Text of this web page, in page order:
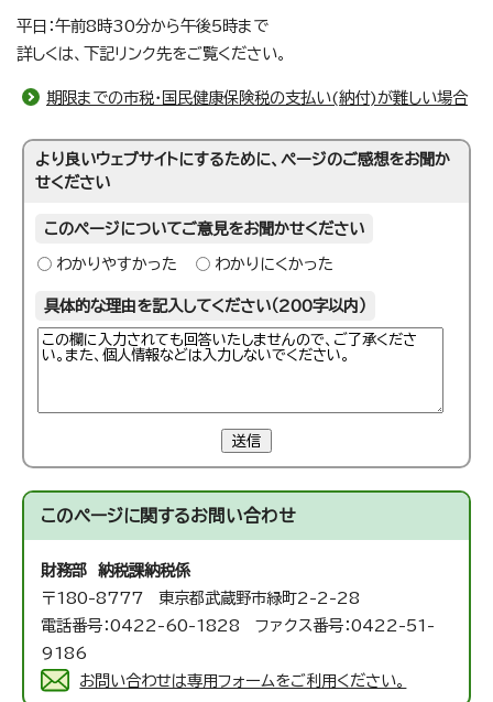
平日：午前8時30分から午後5時まで
詳しくは、下記リンク先をご覧ください。
期限までの市税・国民健康保険税の支払い(納付)が難しい場合
より良いウェブサイトにするために、ページのご感想をお聞か
せください
このページについてご意見をお聞かせください
わかりやすかった わかりにくかった
具体的な理由を記入してください（200字以内）
送信
このページに関するお問い合わせ
財務部 納税課納税係
〒180-8777 東京都武蔵野市緑町2-2-28
電話番号：0422-60-1828 ファクス番号：0422-51-
9186
お問い合わせは専用フォームをご利用ください。